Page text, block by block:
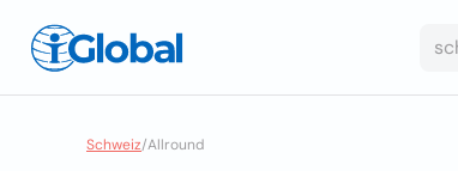
Schweiz/Allround